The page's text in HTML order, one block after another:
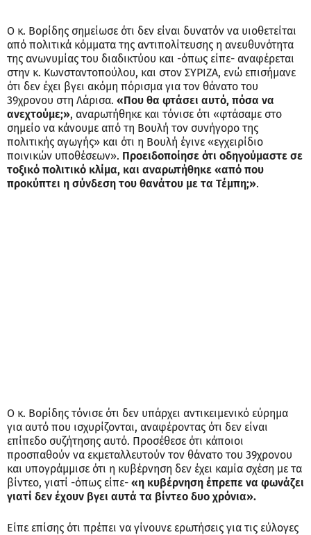
Ο κ. Βορίδης σημείωσε ότι δεν είναι δυνατόν να υιοθετείται
από πολιτικά κόμματα της αντιπολίτευσης η ανευθυνότητα
της ανωνυμίας του διαδικτύου και -όπως είπε- αναφέρεται
στην κ. Κωνσταντοπούλου, και στον ΣΥΡΙΖΑ, ενώ επισήμανε
ότι δεν έχει βγει ακόμη πόρισμα για τον θάνατο του
39χρονου στη Λάρισα. «Που θα φτάσει αυτό, πόσα να
ανεχτούμε;», αναρωτήθηκε και τόνισε ότι «φτάσαμε στο
σημείο να κάνουμε από τη Βουλή τον συνήγορο της
πολιτικής αγωγής» και ότι η Βουλή έγινε «εγχειρίδιο
ποινικών υποθέσεων». Προειδοποίησε ότι οδηγούμαστε σε
τοξικό πολιτικό κλίμα, και αναρωτήθηκε «από που
προκύπτει η σύνδεση του θανάτου με τα Τέμπη;».
Ο κ. Βορίδης τόνισε ότι δεν υπάρχει αντικειμενικό εύρημα
για αυτό που ισχυρίζονται, αναφέροντας ότι δεν είναι
επίπεδο συζήτησης αυτό. Προσέθεσε ότι κάποιοι
προσπαθούν να εκμεταλλευτούν τον θάνατο του 39χρονου
και υπογράμμισε ότι η κυβέρνηση δεν έχει καμία σχέση με τα
βίντεο, γιατί -όπως είπε- «η κυβέρνηση έπρεπε να φωνάζει
γιατί δεν έχουν βγει αυτά τα βίντεο δυο χρόνια».
Είπε επίσης ότι πρέπει να γίνουνε ερωτήσεις για τις εύλογες